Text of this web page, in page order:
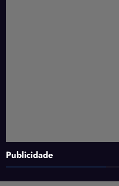
Publicidade